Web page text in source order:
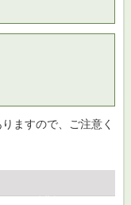
ますので、ご注意く